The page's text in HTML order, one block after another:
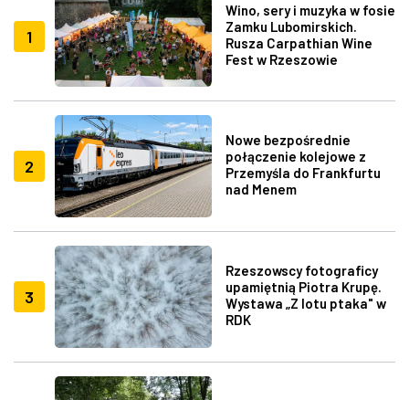
1
Wino, sery i muzyka w fosie
Zamku Lubomirskich.
Rusza Carpathian Wine
Fest w Rzeszowie
2
Nowe bezpośrednie
połączenie kolejowe z
Przemyśla do Frankfurtu
nad Menem
3
Rzeszowscy fotograficy
upamiętnią Piotra Krupę.
Wystawa „Z lotu ptaka" w
RDK